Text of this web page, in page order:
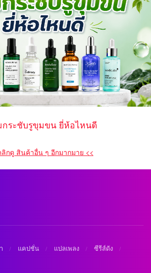
กระชับรูขุมขน ยี่ห้อไหนดี
ลิกดู สินค้าอื่น ๆ อีกมากมาย <<
แคปชั่น แปลเพลง
ซีรีส์ดัง